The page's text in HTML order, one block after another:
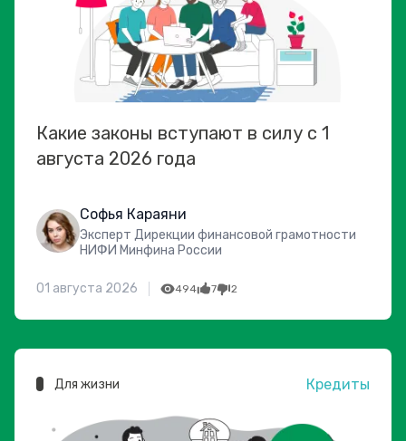
Какие законы вступают в силу с 1
августа 2026 года
Софья Караяни
Эксперт Дирекции финансовой грамотности
НИФИ Минфина России
01 августа 2026 494 7 2
Для жизни Кредиты